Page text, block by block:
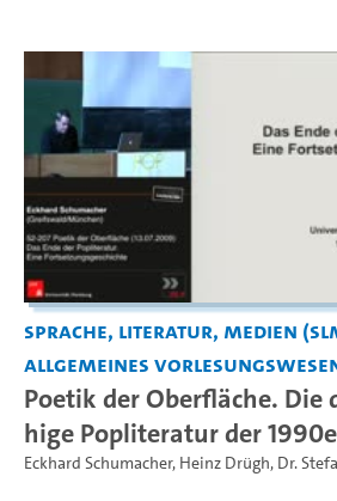
Sprache, Literatur, Medien
Allgemeines
Poetik der Oberfläche. Die
hige Popliteratur der
Eckhard Schumacher, Heinz Drügh, Dr.